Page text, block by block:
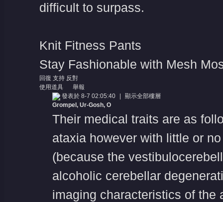
difficult to surpass.
Knit Fitness Pants
Stay Fashionable with Mesh
回復 支持 反對
使用道具
舉報
發表於 8-7 02:05:40
顯示全部樓層
Grompel, Ur-Gosh, O
Their medical traits are as
ataxia however with little or
(because the
alcoholic cerebellar
imaging characteristics of the